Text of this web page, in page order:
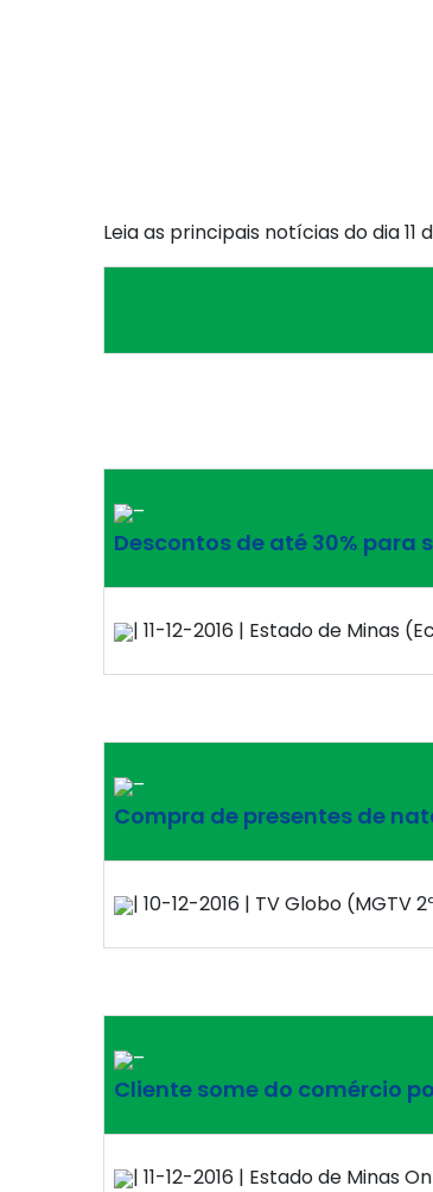
Leia as principais notícias do dia 11
–
Descontos de até 30% para
| 11-12-2016 | Estado de Minas
–
Compra de presentes de
| 10-12-2016 | TV Globo (MGTV
–
Cliente some do comércio
| 11-12-2016 | Estado de Minas